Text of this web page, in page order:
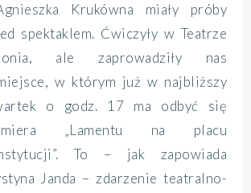
Krukówna miały próby
spektaklem. Ćwiczyły w Teatrze
ale zaprowadziły nas
w którym już w najbliższy
o godz. 17 ma odbyć się
„Lamentu na placu
To – jak zapowiada
Janda – zdarzenie teatralno-